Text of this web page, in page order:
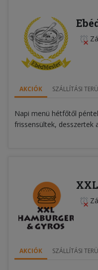
AKCIÓK SZÁLLÍTÁSI
Napi menü hétfőtől
frissensültek, desszertek
AKCIÓK SZÁLLÍTÁSI